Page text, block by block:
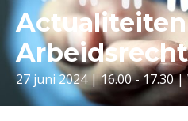
Actualiteiten
Arbeidsrecht
27 juni 2024 | 16.00 - 17.30